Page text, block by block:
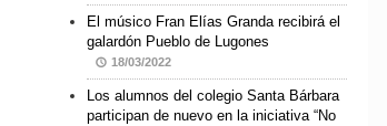
El músico Fran Elías Granda recibirá el
galardón Pueblo de Lugones
18/03/2022
Los alumnos del colegio Santa Bárbara
participan de nuevo en la iniciativa “No